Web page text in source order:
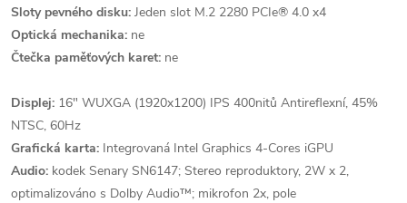
Sloty pevného disku: Jeden slot M.2 2280 PCIe® 4.0 x4
Optická mechanika: ne
Čtečka paměťových karet: ne
Displej: 16" WUXGA (1920x1200) IPS 400nitů Antireflexní, 45%
NTSC, 60Hz
Grafická karta: Integrovaná Intel Graphics 4-Cores iGPU
Audio: kodek Senary SN6147; Stereo reproduktory, 2W x 2,
optimalizováno s Dolby Audio™; mikrofon 2x, pole